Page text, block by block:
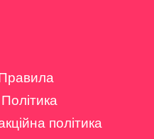
Політика
політика